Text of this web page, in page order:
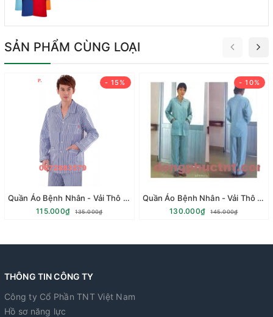
SẢN PHẨM CÙNG LOẠI
- 15%
Quần Áo Bệnh Nhân - Vải Thô 1076T
115.000₫ 135.000₫
- 10%
Quần Áo Bệnh Nhân - Vải Thô NĐ
130.000₫ 145.000₫
THÔNG TIN CÔNG TY
Công ty Cổ Phần TNT Việt Nam
Hồ sơ năng lực